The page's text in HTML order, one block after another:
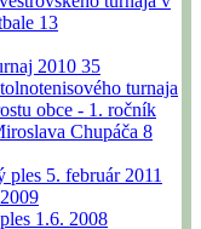
13
2010 35
turnaja
obce - 1. ročník
Chupáča 8
ples 5. február 2011
1.6. 2008